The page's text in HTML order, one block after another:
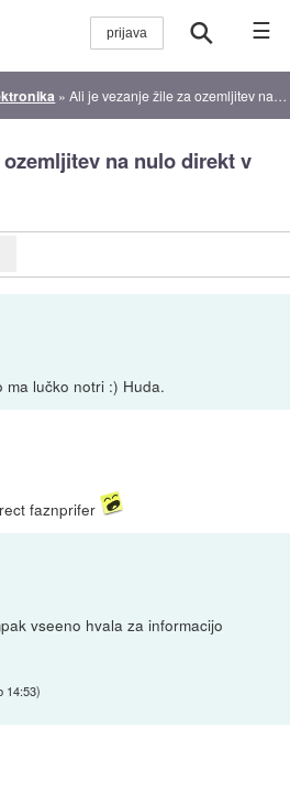
☰
»Ali je vezanje žile za ozemljitev na nulo direkt v vtičnici nevarno?
na nulo direkt v
ma lučko notri :) Huda.
faznprifer
vseeno hvala za informacijo
14:53)